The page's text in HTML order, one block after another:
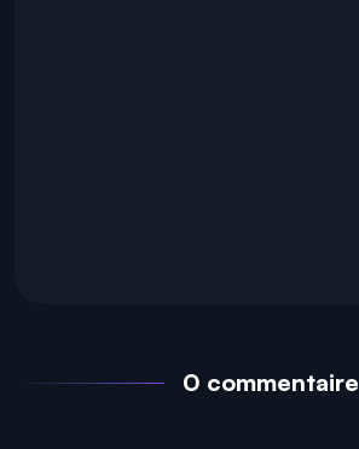
0 commentaire